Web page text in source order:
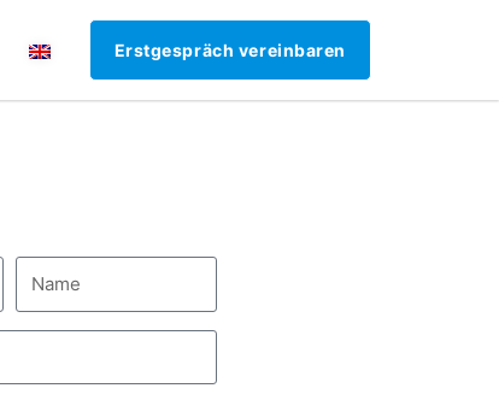
Erstgespräch vereinbaren